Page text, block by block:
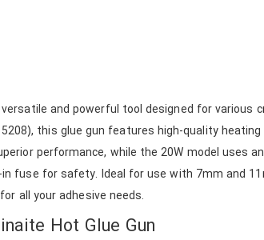
and powerful tool designed for various
this glue gun features high-quality
performance, while the 20W model uses
fuse for safety. Ideal for use with 7mm and
all your adhesive needs.
Hot Glue Gun